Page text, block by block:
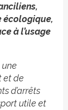
écologique,
à l’usage
et de
d’arrêts
utile et